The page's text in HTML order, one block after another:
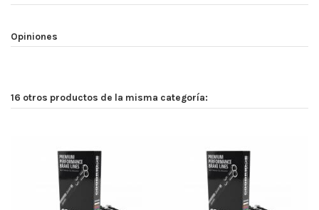
Opiniones
16 otros productos de la misma categoría: